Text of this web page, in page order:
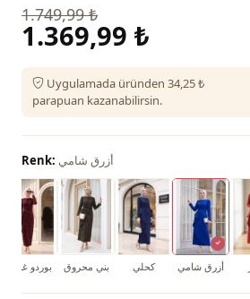
1.749,99 ₺
1.369,99 ₺
Uygulamada üründen 34,25 ₺
parapuan kazanabilirsin.
Renk: أزرق شامي
بوردو غامق بني محروق كحلي أزرق شامي